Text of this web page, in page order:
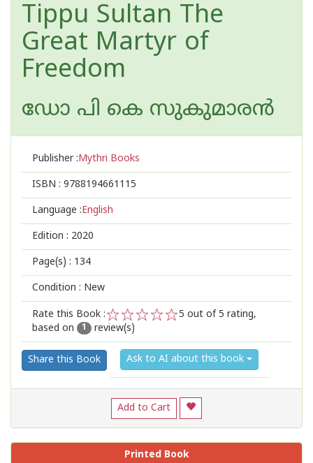
Tippu Sultan The
Great Martyr of
Freedom
ഡോ പി കെ സുകുമാര‌ന്‍
Publisher :Mythri Books
ISBN : 9788194661115
Language :English
Edition : 2020
Page(s) : 134
Condition : New
Rate this Book :
2
1
5 out of 5 rating,
based on
1 review(s)
Share this Book Ask to AI about this book
Add to Cart
Printed Book